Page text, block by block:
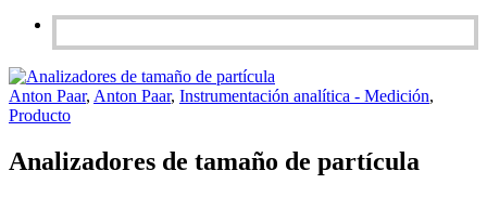
Anton Paar, Anton Paar, Instrumentación analítica - Medición,
Producto
Analizadores de tamaño de partícula